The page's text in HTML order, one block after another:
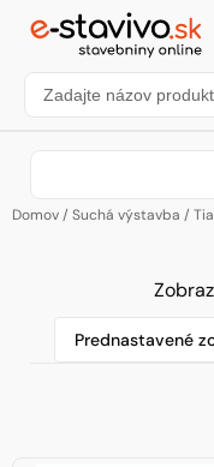
Domov/ Suchá výstavba /